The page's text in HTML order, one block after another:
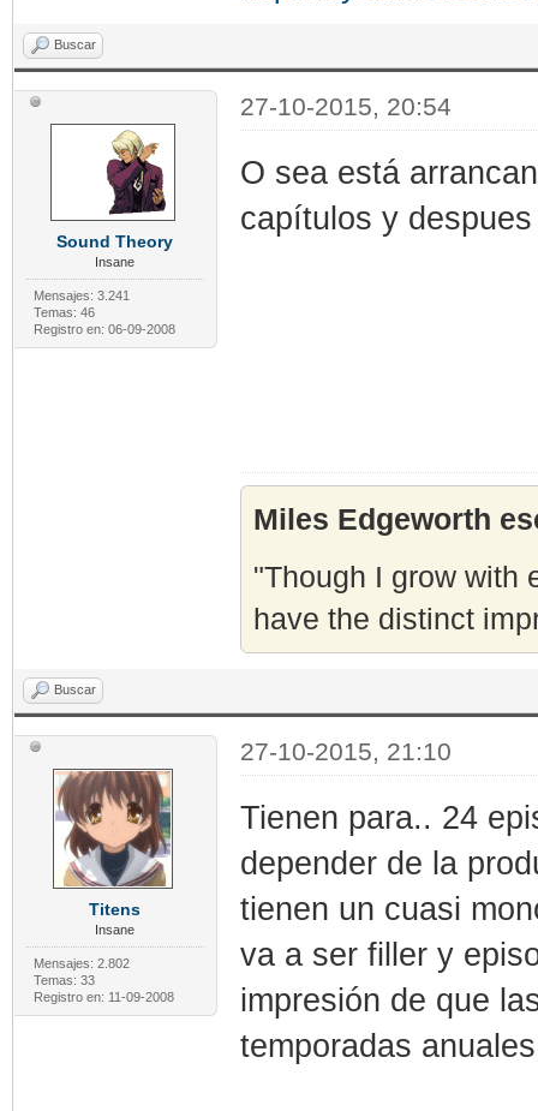
Buscar
Sound Theory
Insane
Mensajes: 3.241
Temas: 46
Registro en: 06-09-2008
27-10-2015, 20:54
O sea está
capítulos y
Miles Edgeworth
"Though I grow with
have the distinct
Buscar
Titens
Insane
Mensajes: 2.802
Temas: 33
Registro en: 11-09-2008
27-10-2015, 21:10
Tienen para.. 24
depender de la
tienen un cuasi
va a ser filler y
impresión de que
temporadas